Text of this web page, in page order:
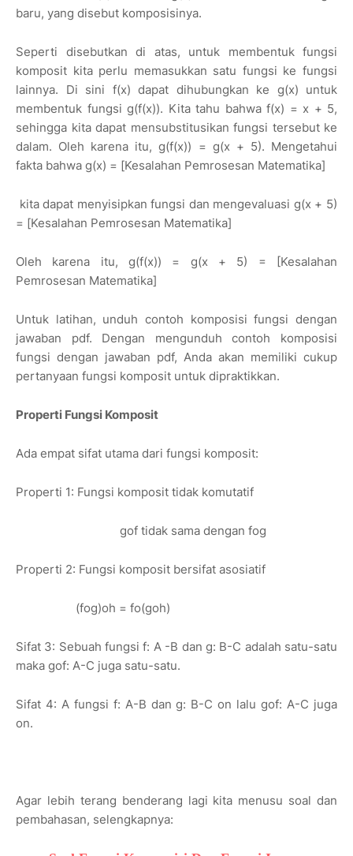
baru, yang disebut komposisinya.
Seperti disebutkan di atas, untuk membentuk fungsi
komposit kita perlu memasukkan satu fungsi ke fungsi
lainnya. Di sini f(x) dapat dihubungkan ke g(x) untuk
membentuk fungsi g(f(x)). Kita tahu bahwa f(x) = x + 5,
sehingga kita dapat mensubstitusikan fungsi tersebut ke
dalam. Oleh karena itu, g(f(x)) = g(x + 5). Mengetahui
fakta bahwa g(x) = [Kesalahan Pemrosesan Matematika]
kita dapat menyisipkan fungsi dan mengevaluasi g(x + 5)
= [Kesalahan Pemrosesan Matematika]
Oleh karena itu, g(f(x)) = g(x + 5) = [Kesalahan
Pemrosesan Matematika]
Untuk latihan, unduh contoh komposisi fungsi dengan
jawaban pdf. Dengan mengunduh contoh komposisi
fungsi dengan jawaban pdf, Anda akan memiliki cukup
pertanyaan fungsi komposit untuk dipraktikkan.
Properti Fungsi Komposit
Ada empat sifat utama dari fungsi komposit:
Properti 1: Fungsi komposit tidak komutatif
gof tidak sama dengan fog
Properti 2: Fungsi komposit bersifat asosiatif
(fog)oh = fo(goh)
Sifat 3: Sebuah fungsi f: A -B dan g: B-C adalah satu-satu
maka gof: A-C juga satu-satu.
Sifat 4: A fungsi f: A-B dan g: B-C on lalu gof: A-C juga
on.
Agar lebih terang benderang lagi kita menusu soal dan
pembahasan, selengkapnya: